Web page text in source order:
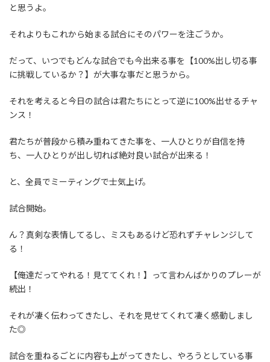
と思うよ。
それよりもこれから始まる試合にそのパワーを注ごうか。
だって、いつでもどんな試合でも今出来る事を【100%出し切る事
に挑戦しているか？】が大事な事だと思うから。
それを考えると今日の試合は君たちにとって逆に100%出せるチャ
ンス！
君たちが普段から積み重ねてきた事を、一人ひとりが自信を持
ち、一人ひとりが出し切れば絶対良い試合が出来る！
と、全員でミーティングで士気上げ。
試合開始。
ん？真剣な表情してるし、ミスもあるけど恐れずチャレンジして
る！
【俺達だってやれる！見ててくれ！】って言わんばかりのプレーが
続出！
それが凄く伝わってきたし、それを見せてくれて凄く感動しまし
た◎
試合を重ねるごとに内容も上がってきたし、やろうとしている事